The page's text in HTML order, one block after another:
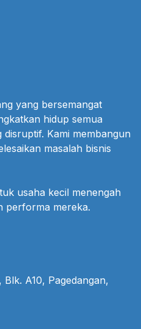
yang bersemangat
hidup semua
Kami membangun
masalah bisnis
usaha kecil menengah
performa mereka.
Blk. A10, Pagedangan,